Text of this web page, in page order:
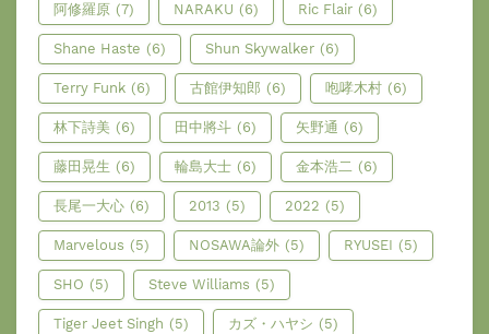
阿修羅原 (7) NARAKU (6) Ric Flair (6)
Shane Haste (6) Shun Skywalker (6)
Terry Funk (6) 古館伊知郎 (6) 咆哮木村 (6)
林下詩美 (6) 田中將斗 (6) 矢野通 (6)
藤田晃生 (6) 輪島大士 (6) 金本浩二 (6)
長尾一大心 (6) 2013 (5) 2022 (5)
Marvelous (5) NOSAWA論外 (5) RYUSEI (5)
SHO (5) Steve Williams (5)
Tiger Jeet Singh (5) カズ・ハヤシ (5)